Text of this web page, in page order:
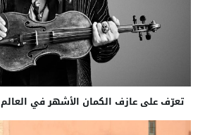
تعرّف على عازف الكمان الأشهر في العالم